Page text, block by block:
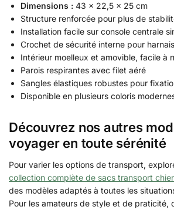
Dimensions : 43 × 22,5 × 25 cm
Structure renforcée pour plus de
Installation facile sur console centrale
Crochet de sécurité interne pour
Intérieur moelleux et amovible, facile à
Parois respirantes avec filet aéré
Sangles élastiques robustes pour
Disponible en plusieurs coloris
Découvrez nos autres
voyager en toute sérénité
Pour varier les options de transport,
collection complète de sacs transport
des modèles adaptés à toutes les
Pour les amateurs de style et de praticité,